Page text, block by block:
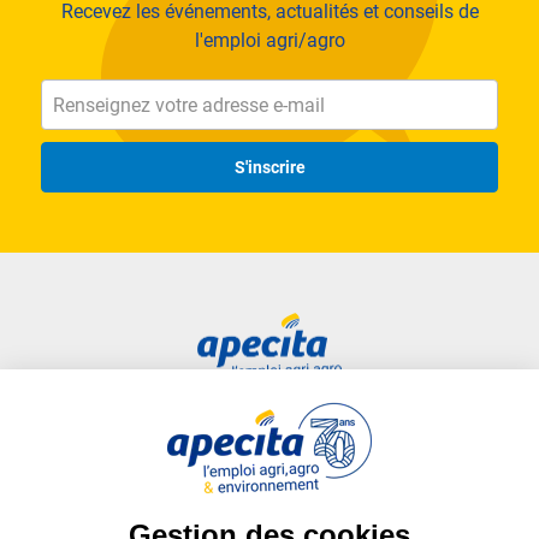
Recevez les événements, actualités et conseils de
l'emploi agri/agro
S'inscrire
Liens utiles